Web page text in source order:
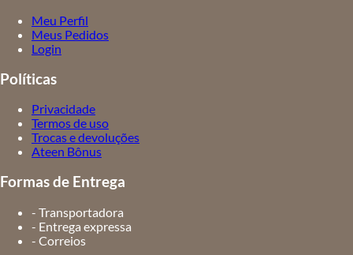
Meu Perfil
Meus Pedidos
Login
Políticas
Privacidade
Termos de uso
Trocas e devoluções
Ateen Bônus
Formas de Entrega
- Transportadora
- Entrega expressa
- Correios